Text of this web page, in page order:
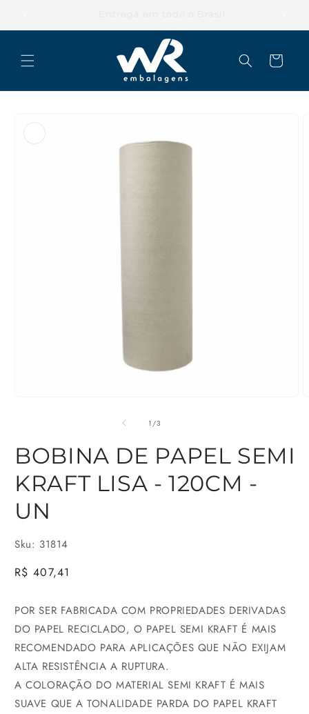
conteúdo
Carrinho
na
janela
1 /de
3
BOBINA DE PAPEL SEMI
KRAFT LISA - 120CM -
UN
Sku: 31814
Preço
R$ 407,41
POR SER FABRICADA COM PROPRIEDADES DERIVADAS
DO PAPEL RECICLADO, O PAPEL SEMI KRAFT É MAIS
RECOMENDADO PARA APLICAÇÕES QUE NÃO EXIJAM
ALTA RESISTÊNCIA A RUPTURA.
A COLORAÇÃO DO MATERIAL SEMI KRAFT É MAIS
SUAVE QUE A TONALIDADE PARDA DO PAPEL KRAFT